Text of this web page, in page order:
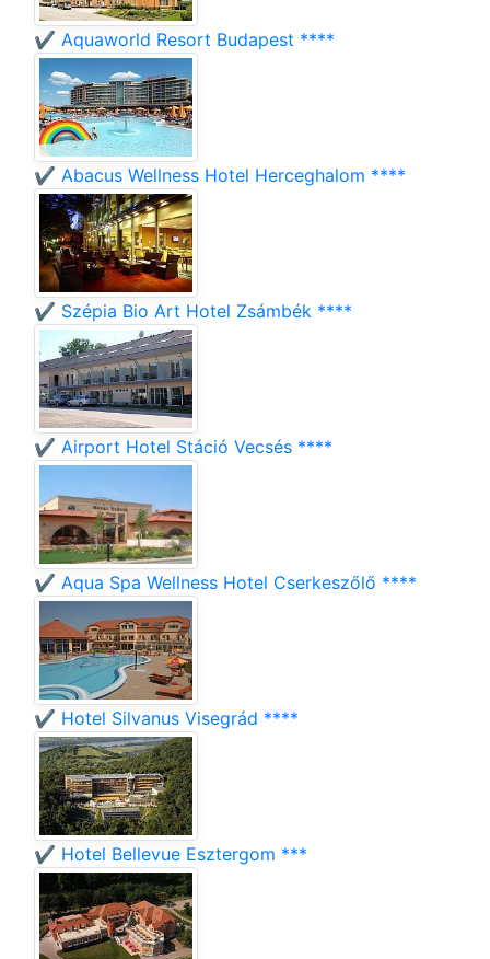
✔️ Aquaworld Resort Budapest ****
✔️ Abacus Wellness Hotel Herceghalom ****
✔️ Szépia Bio Art Hotel Zsámbék ****
✔️ Airport Hotel Stáció Vecsés ****
✔️ Aqua Spa Wellness Hotel Cserkeszőlő ****
✔️ Hotel Silvanus Visegrád ****
✔️ Hotel Bellevue Esztergom ***